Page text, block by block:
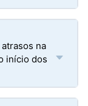
na
início dos